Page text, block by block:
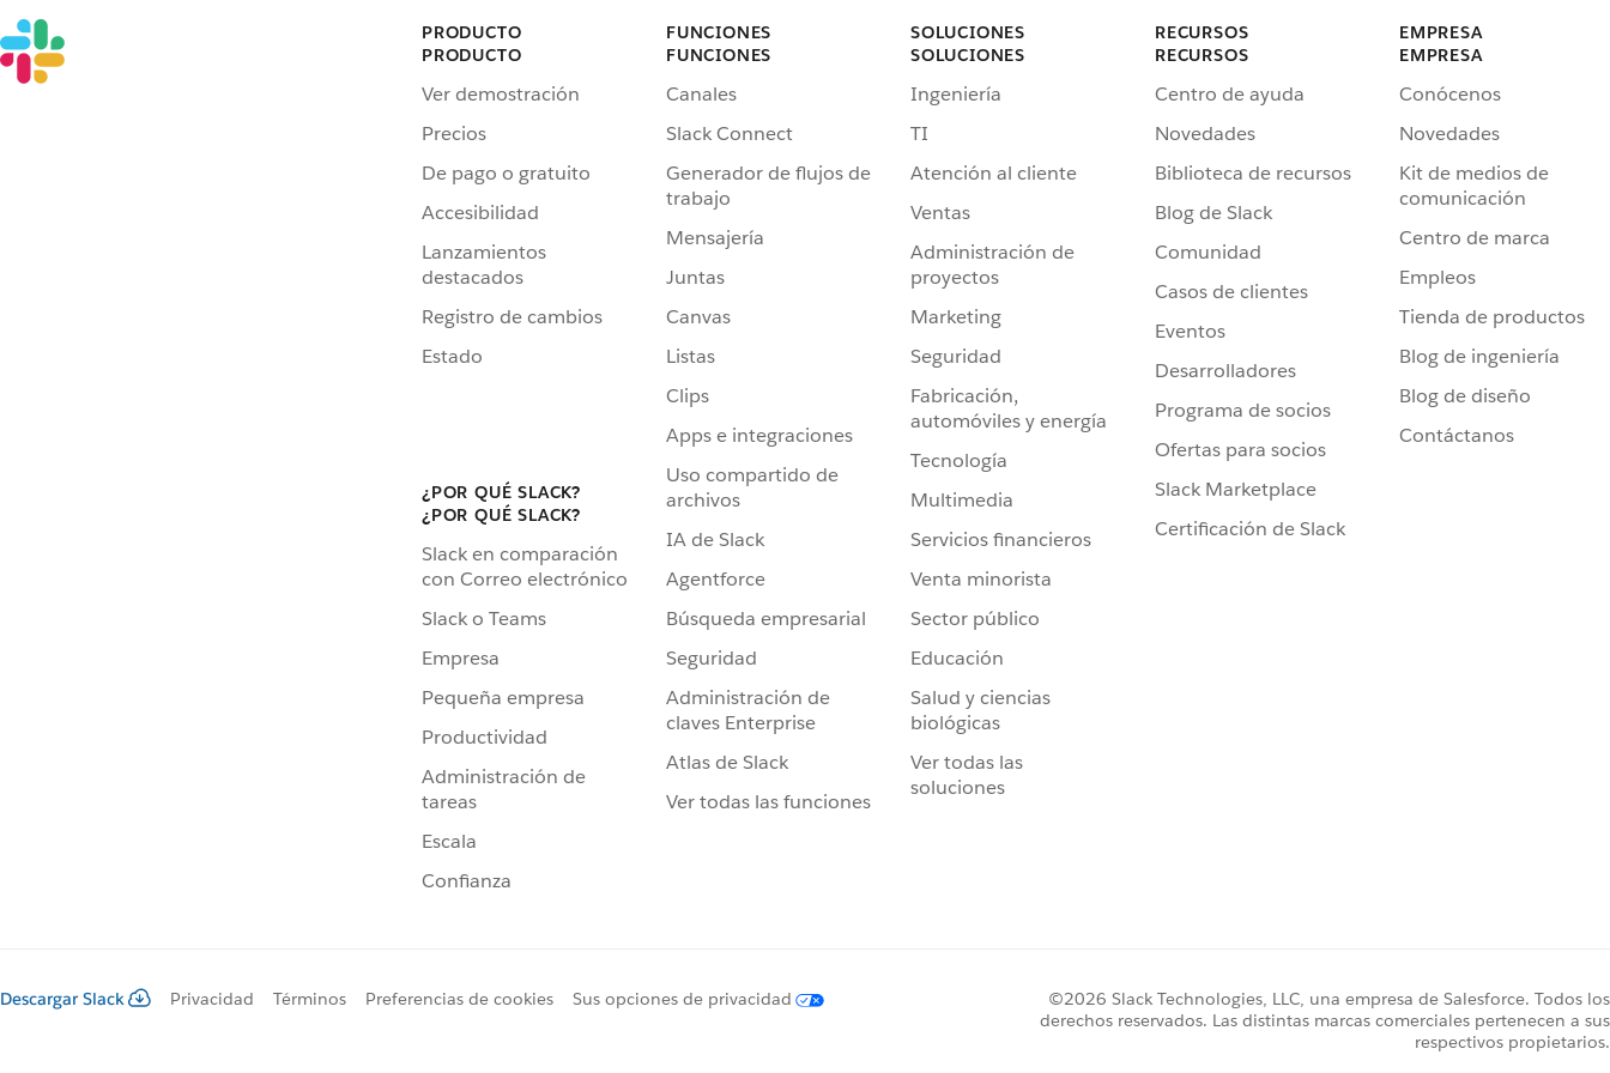
PRODUCTO
PRODUCTO
Ver demostración
Precios
De pago o gratuito
Accesibilidad
Lanzamientos
destacados
Registro de cambios
Estado
¿POR QUÉ SLACK?
¿POR QUÉ SLACK?
Slack en comparación
con Correo electrónico
Slack o Teams
Empresa
Pequeña empresa
Productividad
Administración de
tareas
Escala
Confianza
FUNCIONES
FUNCIONES
Canales
Slack Connect
Generador de flujos de
trabajo
Mensajería
Juntas
Canvas
Listas
Clips
Apps e integraciones
Uso compartido de
archivos
IA de Slack
Agentforce
Búsqueda empresarial
Seguridad
Administración de
claves Enterprise
Atlas de Slack
Ver todas las funciones
SOLUCIONES
SOLUCIONES
Ingeniería
TI
Atención al cliente
Ventas
Administración de
proyectos
Marketing
Seguridad
Fabricación,
automóviles y energía
Tecnología
Multimedia
Servicios financieros
Venta minorista
Sector público
Educación
Salud y ciencias
biológicas
Ver todas las
soluciones
RECURSOS
RECURSOS
Centro de ayuda
Novedades
Biblioteca de recursos
Blog de Slack
Comunidad
Casos de clientes
Eventos
Desarrolladores
Programa de socios
Ofertas para socios
Slack Marketplace
Certificación de Slack
EMPRESA
EMPRESA
Conócenos
Novedades
Kit de medios de
comunicación
Centro de marca
Empleos
Tienda de productos
Blog de ingeniería
Blog de diseño
Contáctanos
Descargar Slack Privacidad Términos Preferencias de cookies Sus opciones de privacidad
©2026 Slack Technologies, LLC, una empresa de Salesforce. Todos los
derechos reservados. Las distintas marcas comerciales pertenecen a sus
respectivos propietarios.